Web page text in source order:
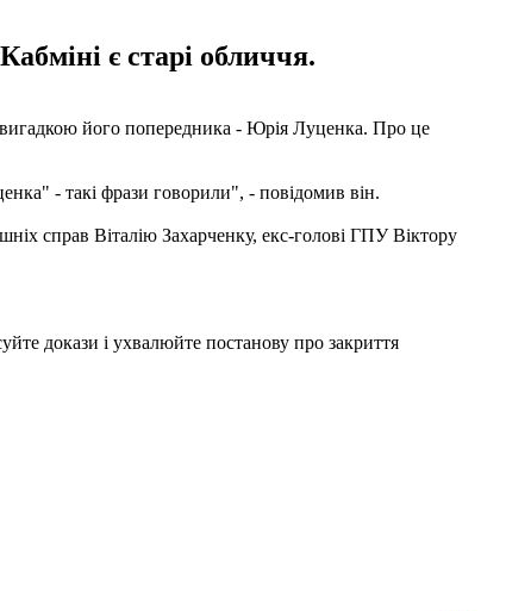
є старі обличчя.
його попередника - Юрія Луценка. Про це
- такі фрази говорили", - повідомив він.
справ Віталію Захарченку, екс-голові ГПУ Віктору
докази і ухвалюйте постанову про закриття